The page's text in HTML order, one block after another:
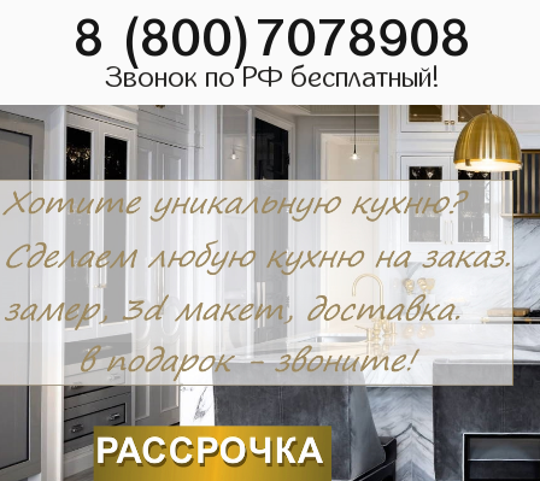
8 (800)7078908
Звонок по РФ бесплатный!